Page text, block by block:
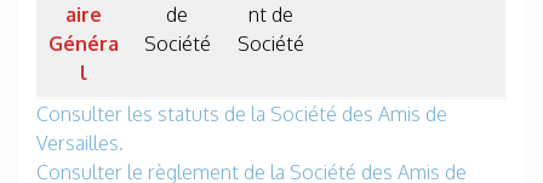
aire
Généra
l
de
Société
nt de
Société
Consulter les statuts de la Société des Amis de
Versailles.
Consulter le règlement de la Société des Amis de